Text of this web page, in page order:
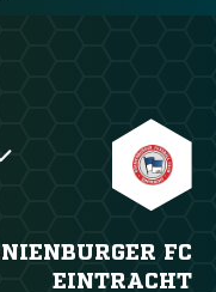
FC
EINTRACHT